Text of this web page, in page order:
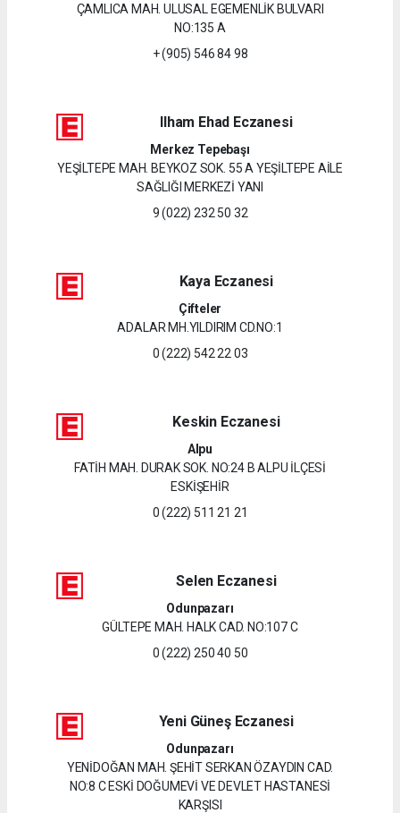
ÇAMLICA MAH. ULUSAL EGEMENLİK BULVARI
NO:135 A
+ (905) 546 84 98
Ilham Ehad Eczanesi
Merkez Tepebaşı
YEŞİLTEPE MAH. BEYKOZ SOK. 55 A YEŞİLTEPE AİLE
SAĞLIĞI MERKEZİ YANI
9 (022) 232 50 32
Kaya Eczanesi
Çifteler
ADALAR MH.YILDIRIM CD.NO:1
0 (222) 542 22 03
Keskin Eczanesi
Alpu
FATİH MAH. DURAK SOK. NO:24 B ALPU İLÇESİ
ESKİŞEHİR
0 (222) 511 21 21
Selen Eczanesi
Odunpazarı
GÜLTEPE MAH. HALK CAD. NO:107 C
0 (222) 250 40 50
Yeni Güneş Eczanesi
Odunpazarı
YENİDOĞAN MAH. ŞEHİT SERKAN ÖZAYDIN CAD.
NO:8 C ESKİ DOĞUMEVİ VE DEVLET HASTANESİ
KARŞISI